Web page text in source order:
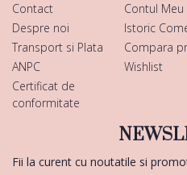
Contact
Despre noi
Transport si Plata
ANPC
Certificat de
conformitate
Contul Meu
Istoric
Compara
Wishlist
Fii la curent cu noutatile si